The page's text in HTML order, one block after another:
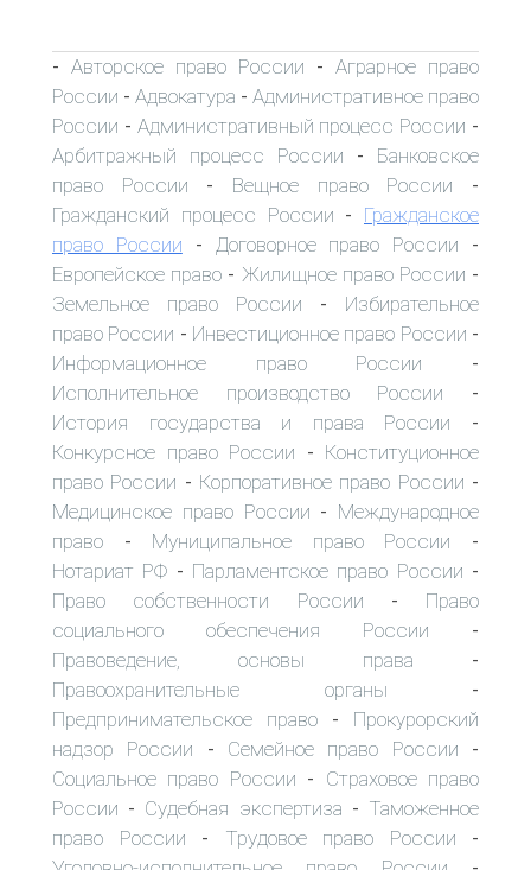
- Авторское право России - Аграрное право
России - Адвокатура - Административное право
России - Административный процесс России -
Арбитражный процесс России - Банковское
право России - Вещное право России -
Гражданский процесс России - Гражданское
право России - Договорное право России -
Европейское право - Жилищное право России -
Земельное право России - Избирательное
право России - Инвестиционное право России -
Информационное право России -
Исполнительное производство России -
История государства и права России -
Конкурсное право России - Конституционное
право России - Корпоративное право России -
Медицинское право России - Международное
право - Муниципальное право России -
Нотариат РФ - Парламентское право России -
Право собственности России - Право
социального обеспечения России -
Правоведение, основы права -
Правоохранительные органы -
Предпринимательское право - Прокурорский
надзор России - Семейное право России -
Социальное право России - Страховое право
России - Судебная экспертиза - Таможенное
право России - Трудовое право России -